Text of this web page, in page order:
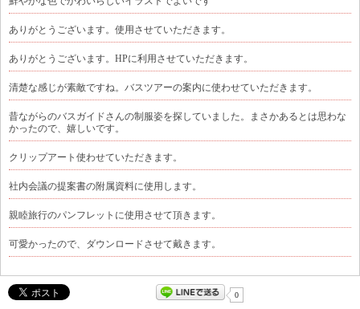
ありがとうございます。使用させていただきます。
ありがとうございます。HPに利用させていただきます。
清楚な感じが素敵ですね。バスツアーの案内に使わせていただきます。
昔ながらのバスガイドさんの制服姿を探していました。まさかあるとは思わな
かったので、嬉しいです。
クリップアート使わせていただきます。
社内会議の提案書の附属資料に使用します。
親睦旅行のパンフレットに使用させて頂きます。
可愛かったので、ダウンロードさせて戴きます。
0